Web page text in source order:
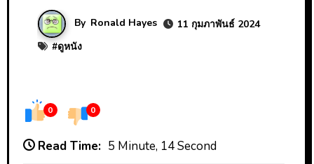
By Ronald Hayes
11 กุมภาพันธ์ 2024
#ดูหนัง
0 0
Read Time: 5 Minute, 14 Second